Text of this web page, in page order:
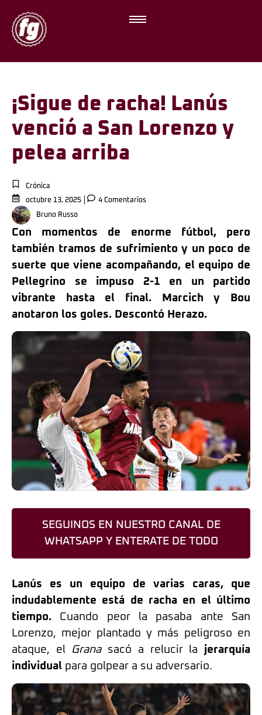
¡Sigue de racha! Lanús
venció a San Lorenzo y
pelea arriba
Crónica
octubre 13, 2025
4 Comentarios
Bruno Russo
Con momentos de enorme fútbol, pero
también tramos de sufrimiento y un poco de
suerte que viene acompañando, el equipo de
Pellegrino se impuso 2-1 en un partido
vibrante hasta el final. Marcich y Bou
anotaron los goles. Descontó Herazo.
SEGUINOS EN NUESTRO CANAL DE
WHATSAPP Y ENTERATE DE TODO
Lanús es un equipo de varias caras, que
indudablemente está de racha en el último
tiempo. Cuando peor la pasaba ante San
Lorenzo, mejor plantado y más peligroso en
ataque, el Granasacó a relucir la jerarquía
individual para golpear a su adversario.